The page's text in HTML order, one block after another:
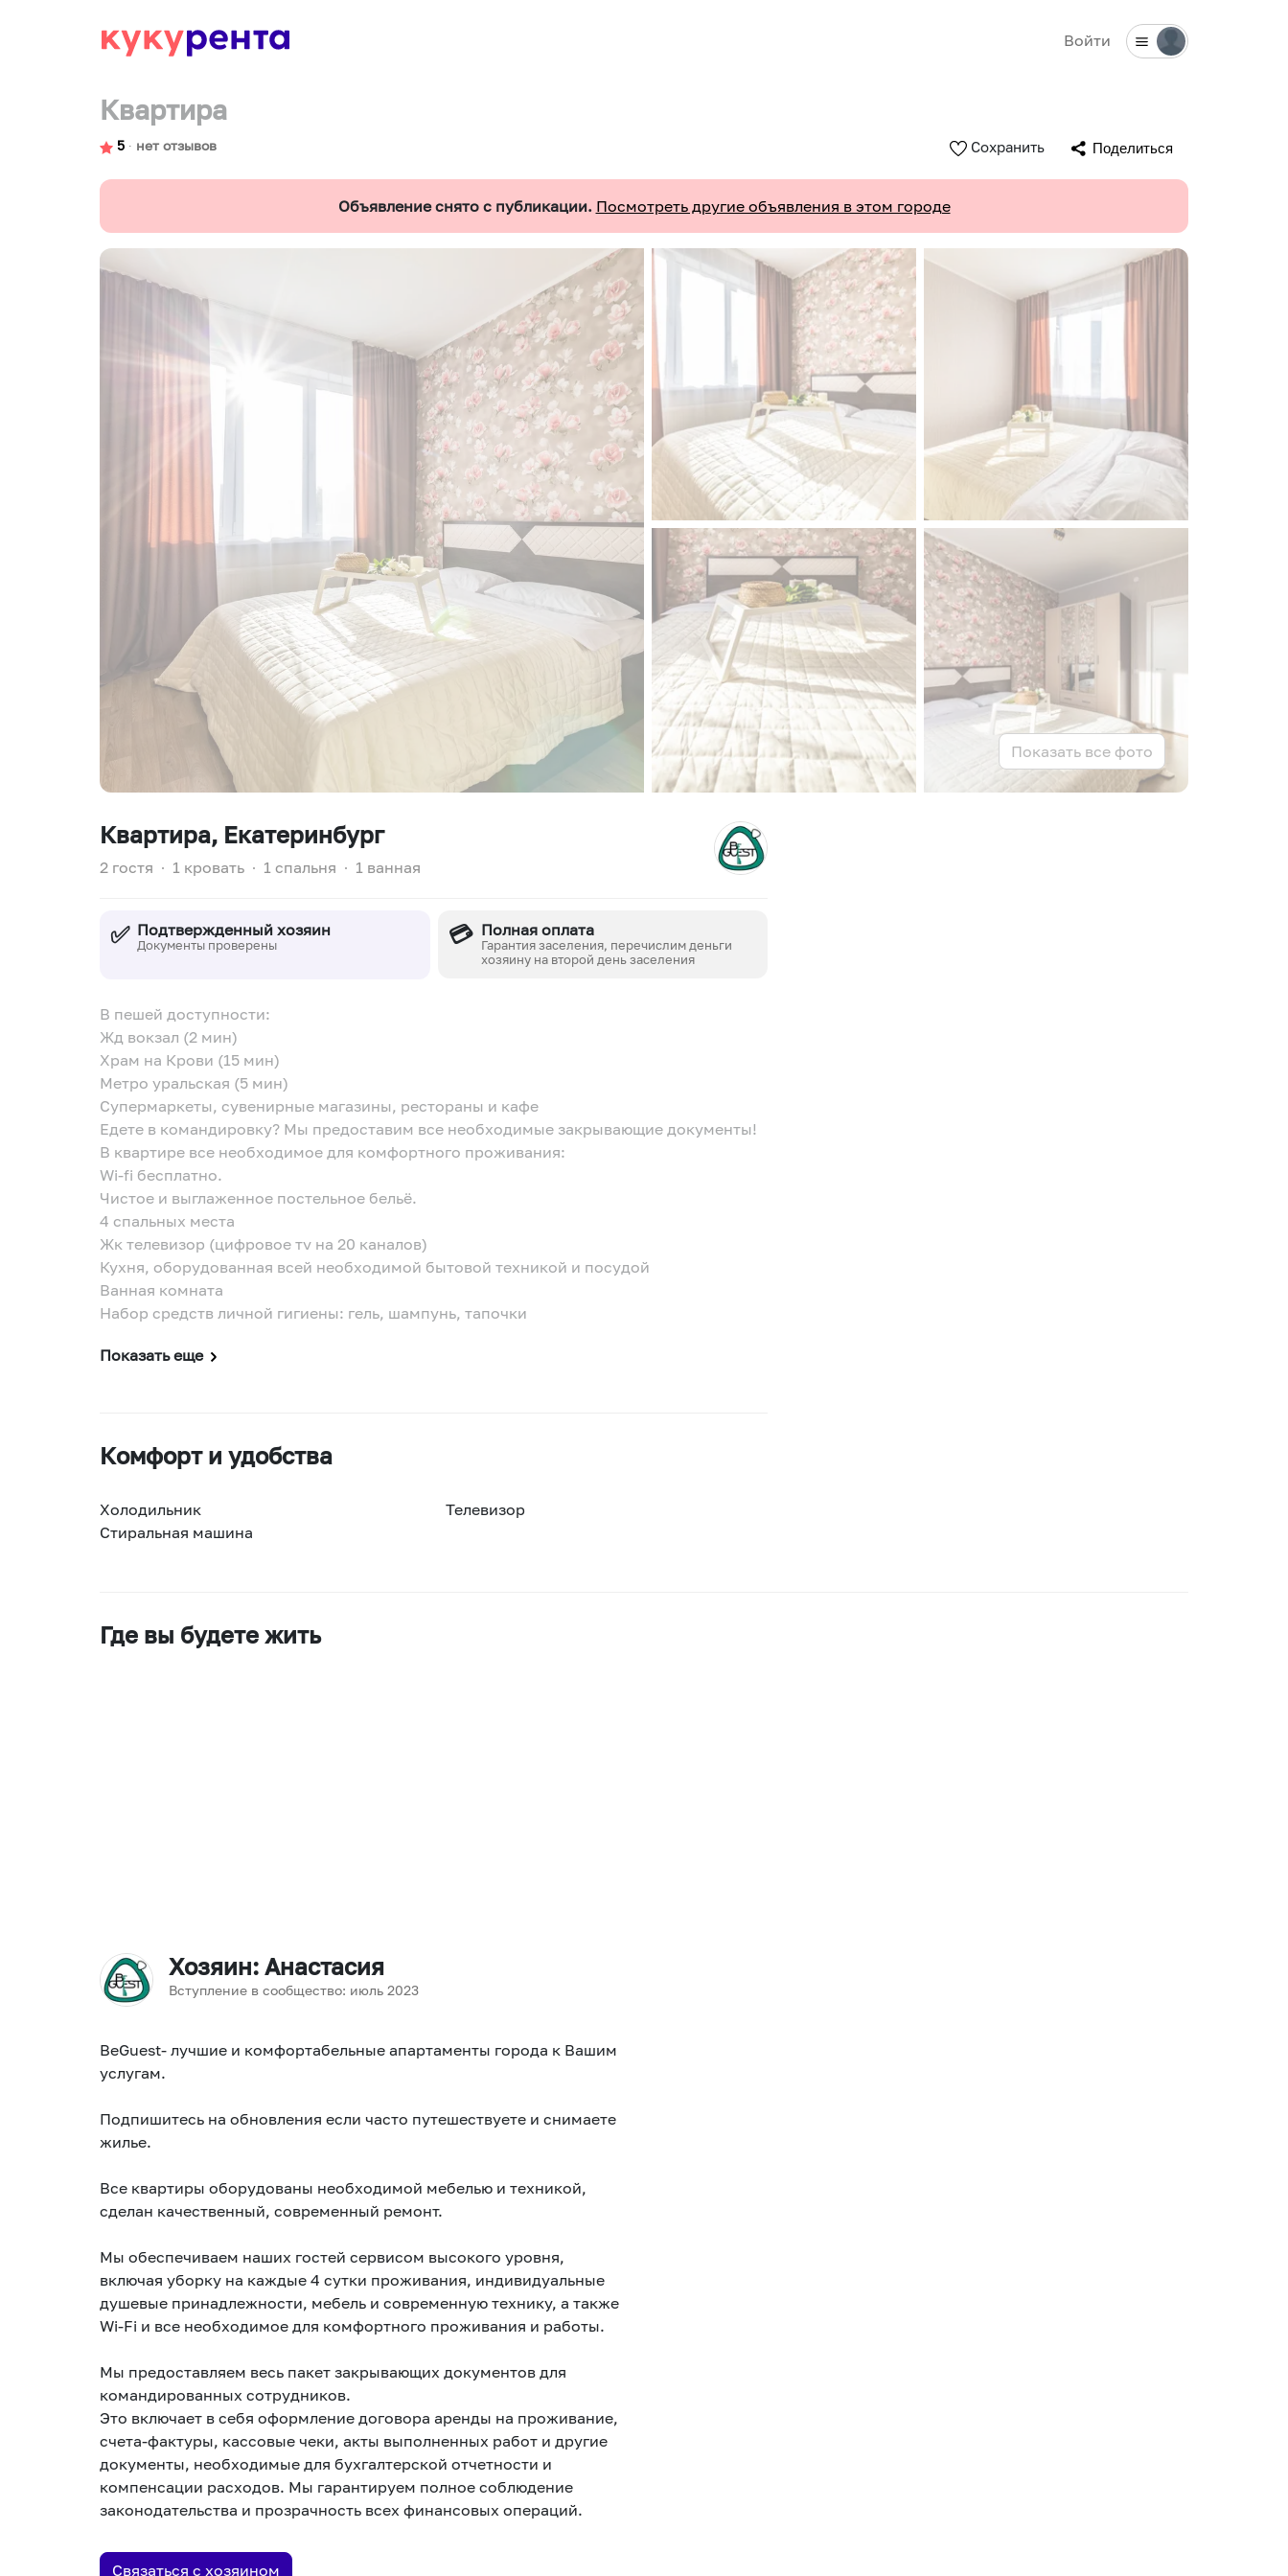
Войти
Квартира
5 ∙ нет отзывов Сохранить Поделиться
Объявление снято с публикации. Посмотреть другие объявления в этом городе
Показать все фото
Квартира, Екатеринбург
2 гостя ∙ 1 кровать ∙ 1 спальня ∙ 1 ванная
✅ Подтвержденный хозяин
Документы проверены 💳 Полная оплата
Гарантия заселения, перечислим деньги
хозяину на второй день заселения
B пешей доступности:
Жд вoкзaл (2 мин)
Xpaм нa Кpови (15 мин)
Meтрo урaльcкaя (5 мин)
Cупермаркеты, сувенирные магазины, рестораны и кафе
Едете в командировку? Мы предоставим все необходимые закрывающие документы!
В квартире все необходимое для комфортного проживания:
Wi-fi бесплатно.
Чистое и выглаженное постельное бельё.
4 спальных места
Жк телевизор (цифровое тv на 20 каналов)
Кухня, оборудованная всей необходимой бытовой техникой и посудой
Ванная комната
Набор средств личной гигиены: гель, шампунь, тапочки
Показать еще
Комфорт и удобства
Холодильник
Телевизор
Стиральная машина
Где вы будете жить
Хозяин: Анастасия
Вступление в сообщество: июль 2023
BeGuest- лучшие и комфортабельные апартаменты города к Вашим
услугам.
Подпишитесь на обновления если часто путешествуете и снимаете
жилье.
Все квартиры оборудованы необходимой мебелью и техникой,
сделан качественный, современный ремонт.
Мы обеспечиваем наших гостей сервисом высокого уровня,
включая уборку на каждые 4 сутки проживания, индивидуальные
душевые принадлежности, мебель и современную технику, а также
Wi-Fi и все необходимое для комфортного проживания и работы.
Мы предоставляем весь пакет закрывающих документов для
командированных сотрудников.
Это включает в себя оформление договора аренды на проживание,
счета-фактуры, кассовые чеки, акты выполненных работ и другие
документы, необходимые для бухгалтерской отчетности и
компенсации расходов. Мы гарантируем полное соблюдение
законодательства и прозрачность всех финансовых операций.
Связаться с хозяином